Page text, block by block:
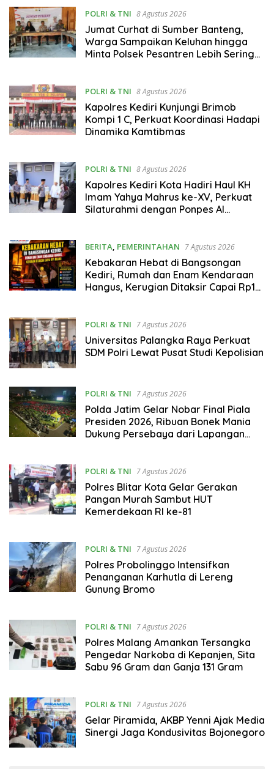
POLRI & TNI 8 Agustus 2026
Jumat Curhat di Sumber Banteng,
Warga Sampaikan Keluhan hingga
Minta Polsek Pesantren Lebih Sering
POLRI & TNI 8 Agustus 2026
Kapolres Kediri Kunjungi Brimob
Kompi 1 C, Perkuat Koordinasi Hadapi
Dinamika Kamtibmas
POLRI & TNI 8 Agustus 2026
Kapolres Kediri Kota Hadiri Haul KH
Imam Yahya Mahrus ke-XV, Perkuat
Silaturahmi dengan Ponpes Al
BERITA, PEMERINTAHAN 7 Agustus 2026
Kebakaran Hebat di Bangsongan
Kediri, Rumah dan Enam Kendaraan
Hangus, Kerugian Ditaksir Capai Rp1
POLRI & TNI 7 Agustus 2026
Universitas Palangka Raya Perkuat
SDM Polri Lewat Pusat Studi Kepolisian
POLRI & TNI 7 Agustus 2026
Polda Jatim Gelar Nobar Final Piala
Presiden 2026, Ribuan Bonek Mania
Dukung Persebaya dari Lapangan
POLRI & TNI 7 Agustus 2026
Polres Blitar Kota Gelar Gerakan
Pangan Murah Sambut HUT
Kemerdekaan RI ke-81
POLRI & TNI 7 Agustus 2026
Polres Probolinggo Intensifkan
Penanganan Karhutla di Lereng
Gunung Bromo
POLRI & TNI 7 Agustus 2026
Polres Malang Amankan Tersangka
Pengedar Narkoba di Kepanjen, Sita
Sabu 96 Gram dan Ganja 131 Gram
POLRI & TNI 7 Agustus 2026
Gelar Piramida, AKBP Yenni Ajak Media
Sinergi Jaga Kondusivitas Bojonegoro